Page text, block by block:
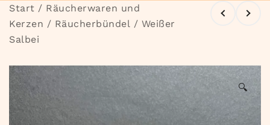
Start / Räucherwaren und
Kerzen / Räucherbündel / Weißer
Salbei
🔍